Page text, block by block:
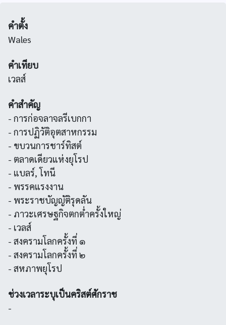
คำตั้ง
Wales
คำเทียบ
เวลส์
คำสำคัญ
- การก่อจลาจลรีเบกกา
- การปฏิวัติอุตสาหกรรม
- ขบวนการชาร์ทิสต์
- ตลาดเดียวแห่งยุโรป
- แบลร์, โทนี
- พรรคแรงงาน
- พระราชบัญญัติรุดลัน
- ภาวะเศรษฐกิจตกต่ำครั้งใหญ่
- เวลส์
- สงครามโลกครั้งที่ ๑
- สงครามโลกครั้งที่ ๒
- สหภาพยุโรป
ช่วงเวลาระบุเป็นคริสต์ศักราช
-